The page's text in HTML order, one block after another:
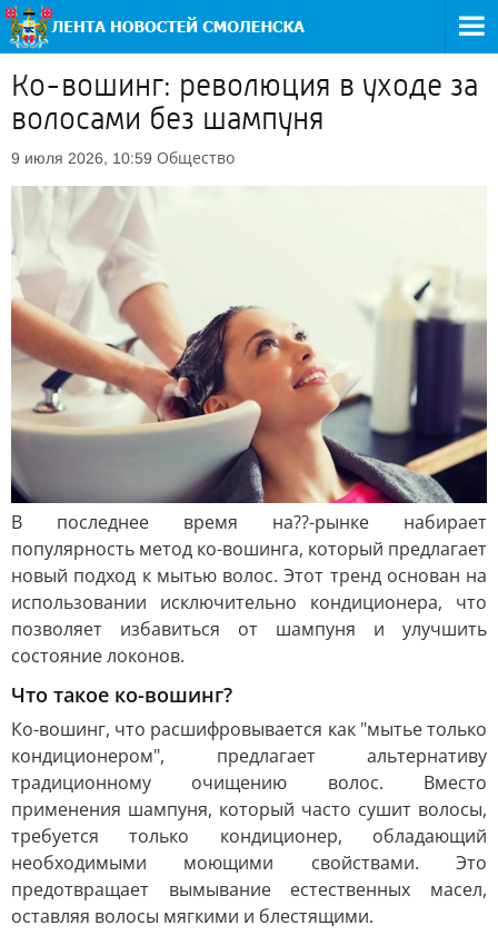
Ко-вошинг: революция в уходе за
волосами без шампуня
9 июля 2026, 10:59 Общество
В последнее время на??-рынке набирает
популярность метод ко-вошинга, который предлагает
новый подход к мытью волос. Этот тренд основан на
использовании исключительно кондиционера, что
позволяет избавиться от шампуня и улучшить
состояние локонов.
Что такое ко-вошинг?
Ко-вошинг, что расшифровывается как "мытье только
кондиционером", предлагает альтернативу
традиционному очищению волос. Вместо
применения шампуня, который часто сушит волосы,
требуется только кондиционер, обладающий
необходимыми моющими свойствами. Это
предотвращает вымывание естественных масел,
оставляя волосы мягкими и блестящими.